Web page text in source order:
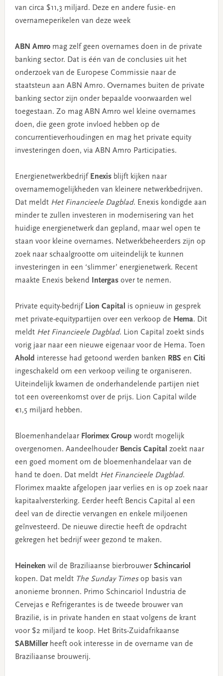
van circa $11,3 miljard. Deze en andere fusie- en
overnameperikelen van deze week
ABN Amromag zelf geen overnames doen in de private
banking sector. Dat is één van de conclusies uit het
onderzoek van de Europese Commissie naar de
staatsteun aan ABN Amro. Overnames buiten de private
banking sector zijn onder bepaalde voorwaarden wel
toegestaan. Zo mag ABN Amro wel kleine overnames
doen, die geen grote invloed hebben op de
concurrentieverhoudingen en mag het private equity
investeringen doen, via ABN Amro Participaties.
Energienetwerkbedrijf Enexisblijft kijken naar
overnamemogelijkheden van kleinere netwerkbedrijven.
Dat meldt Het Financieele Dagblad. Enexis kondigde aan
minder te zullen investeren in modernisering van het
huidige energienetwerk dan gepland, maar wel open te
staan voor kleine overnames. Netwerkbeheerders zijn op
zoek naar schaalgrootte om uiteindelijk te kunnen
investeringen in een ‘slimmer’ energienetwerk. Recent
maakte Enexis bekend
Intergasover te nemen.
Private equity-bedrijf Lion Capital
is opnieuw in gesprek
met private-equitypartijen over een verkoop de Hema. Dit
meldt Het Financieele Dagblad. Lion Capital zoekt sinds
vorig jaar naar een nieuwe eigenaar voor de Hema. Toen
Ahold interesse had getoond werden banken RBS en Citi
ingeschakeld om een verkoop veiling te organiseren.
Uiteindelijk kwamen de onderhandelende partijen niet
tot een overeenkomst over de prijs. Lion Capital wilde
€1,5 miljard hebben.
Bloemenhandelaar Florimex Group wordt mogelijk
overgenomen. Aandeelhouder Bencis Capital zoekt naar
een goed moment om de bloemenhandelaar van de
hand te doen. Dat meldt Het Financieele Dagblad.
Florimex maakte afgelopen jaar verlies en is op zoek naar
kapitaalversterking. Eerder heeft Bencis Capital al een
deel van de directie vervangen en enkele miljoenen
geïnvesteerd. De nieuwe directie heeft de opdracht
gekregen het bedrijf weer gezond te maken.
Heineken wil de Braziliaanse bierbrouwerSchincariol
kopen. Dat meldt The Sunday Timesop basis van
anonieme bronnen. Primo Schincariol Industria de
Cervejas e Refrigerantes is de tweede brouwer van
Brazilië, is in private handen en staat volgens de krant
voor $2 miljard te koop. Het Brits-Zuidafrikaanse
SABMillerheeft ook interesse in de overname van de
Braziliaanse brouwerij.